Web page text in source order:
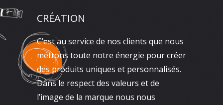
CRÉATION
C’est au service de nos clients que nous
mettons toute notre énergie pour créer
des produits uniques et personnalisés.
Dans le respect des valeurs et de
l’image de la marque nous nous